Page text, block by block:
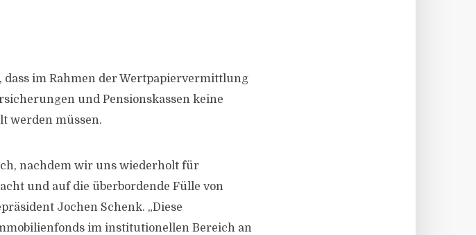
im Rahmen der Wertpapiervermittlung
und Pensionskassen keine
werden müssen.
nachdem wir uns wiederholt für
und auf die überbordende Fülle von
Jochen Schenk. „Diese
im institutionellen Bereich an